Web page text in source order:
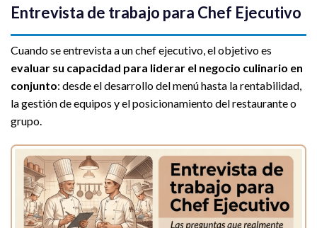
Entrevista de trabajo para Chef Ejecutivo
Cuando se entrevista a un chef ejecutivo, el objetivo es
evaluar su capacidad para liderar el negocio culinario en
conjunto: desde el desarrollo del menú hasta la rentabilidad,
la gestión de equipos y el posicionamiento del restaurante o
grupo.